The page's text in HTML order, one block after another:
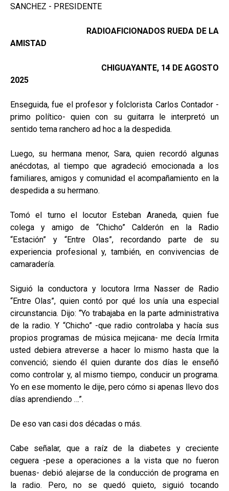
SANCHEZ - PRESIDENTE
RADIOAFICIONADOS RUEDA DE LA
AMISTAD
CHIGUAYANTE, 14 DE AGOSTO
2025
Enseguida, fue el profesor y folclorista Carlos Contador -
primo político- quien con su guitarra le interpretó un
sentido tema ranchero ad hoc a la despedida.
Luego, su hermana menor, Sara, quien recordó algunas
anécdotas, al tiempo que agradeció emocionada a los
familiares, amigos y comunidad el acompañamiento en la
despedida a su hermano.
Tomó el turno el locutor Esteban Araneda, quien fue
colega y amigo de “Chicho” Calderón en la Radio
“Estación” y “Entre Olas”, recordando parte de su
experiencia profesional y, también, en convivencias de
camaradería.
Siguió la conductora y locutora Irma Nasser de Radio
“Entre Olas”, quien contó por qué los unía una especial
circunstancia. Dijo: “Yo trabajaba en la parte administrativa
de la radio. Y “Chicho” -que radio controlaba y hacía sus
propios programas de música mejicana- me decía Irmita
usted debiera atreverse a hacer lo mismo hasta que la
convenció; siendo él quien durante dos días le enseñó
como controlar y, al mismo tiempo, conducir un programa.
Yo en ese momento le dije, pero cómo si apenas llevo dos
días aprendiendo …”.
De eso van casi dos décadas o más.
Cabe señalar, que a raíz de la diabetes y creciente
ceguera -pese a operaciones a la vista que no fueron
buenas- debió alejarse de la conducción de programa en
la radio. Pero, no se quedó quieto, siguió tocando